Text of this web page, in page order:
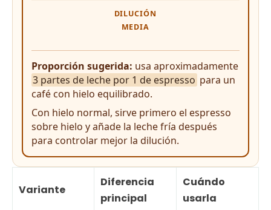
DILUCIÓN
MEDIA
Proporción sugerida: usa aproximadamente
3 partes de leche por 1 de espresso para un
café con hielo equilibrado.
Con hielo normal, sirve primero el espresso
sobre hielo y añade la leche fría después
para controlar mejor la dilución.
Variante
Diferencia
principal
Cuándo
usarla